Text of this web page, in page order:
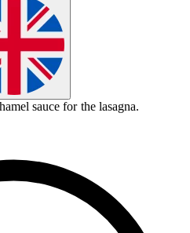
sauce for the lasagna.